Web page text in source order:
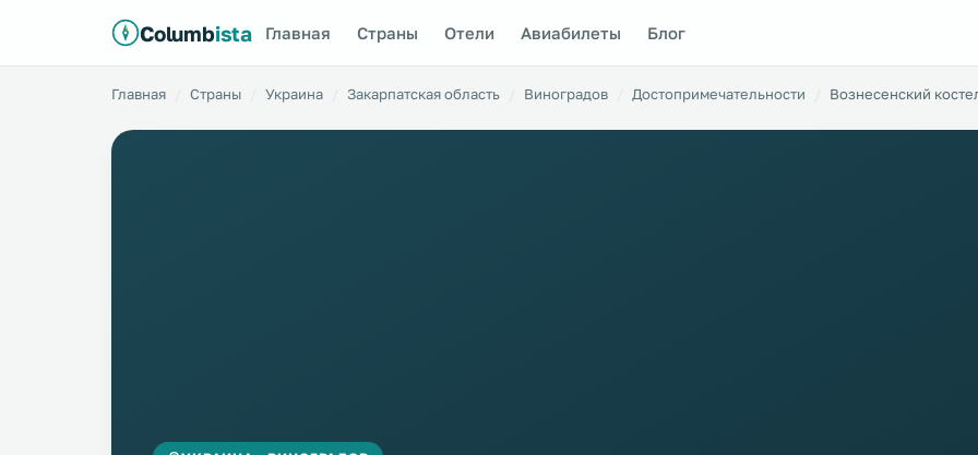
Columbista Главная Страны Отели Авиабилеты Блог
Главная Страны Украина Закарпатская область Виноградов Достопримечательности Вознесенский